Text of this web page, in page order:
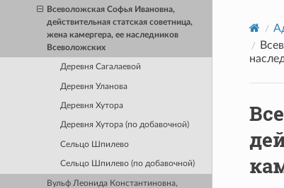
Всеволожская Софья Ивановна,
действительная статская советница,
жена камергера, ее наследников
Всеволожских
Деревня Сагалаевой
Деревня Уланова
Деревня Хутора
Деревня Хутора (по добавочной)
Сельцо Шпилево
Сельцо Шпилево (по добавочной)
Вульф Леонида Константиновна,